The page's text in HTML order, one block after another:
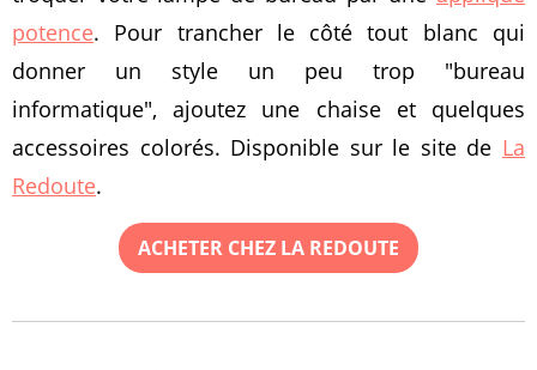
potence. Pour trancher le côté tout blanc qui
donner un style un peu trop "bureau
informatique", ajoutez une chaise et quelques
accessoires colorés. Disponible sur le site de La
Redoute.
ACHETER CHEZ LA REDOUTE